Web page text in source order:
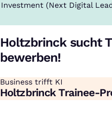
Investment (Next Digital
Holtzbrinck sucht
bewerben!
Business trifft KI
:
Holtzbrinck Trainee-